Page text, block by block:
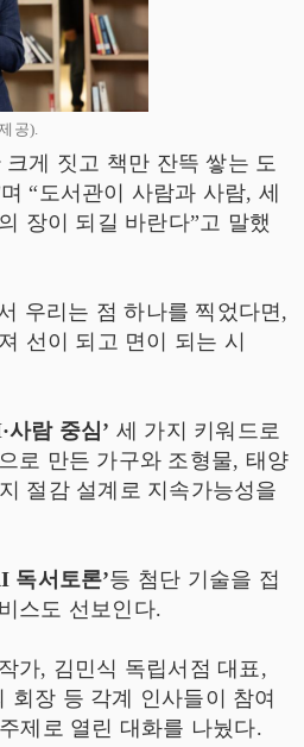
공).
게 짓고 책만 잔뜩 쌓는 도
“도서관이 사람과 사람, 세
장이 되길 바란다”고 말했
우리는 점 하나를 찍었다면,
선이 되고 면이 되는 시
사람 중심’ 세 가지 키워드로
로 만든 가구와 조형물, 태양
절감 설계로 지속가능성을
독서토론’등 첨단 기술을 접
스도 선보인다.
가, 김민식 독립서점 대표,
회장 등 각계 인사들이 참여
제로 열린 대화를 나눴다.